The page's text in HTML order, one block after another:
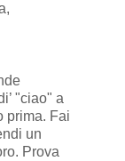
"ciao" a
prima. Fai
un
Prova